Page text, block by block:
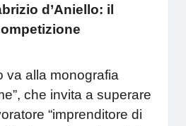
d’Aniello: il
va alla monografia
che invita a superare
“imprenditore di